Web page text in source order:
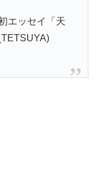
エッセイ「天